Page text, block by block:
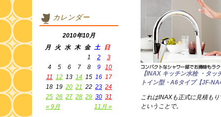
【INAX キッチン水栓 ・タ
トイン型・A6タイプ【JF-
これはINAXも正式に見積も
ということで。
カレンダー
2010年10月
月
火 水 木 金 土 日
« 9月 11月 »
1 2
3
4
5 6 7 8 9
10
11 12 13 14 15 16 17
18 19 20 21 22 23 24
25 26 27 28 29 30 31